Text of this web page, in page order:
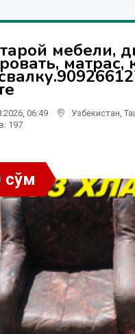
мебели,
матрас,
06:49 Узбекистан
197
сўм